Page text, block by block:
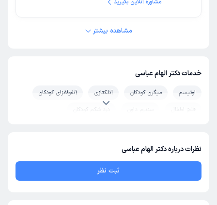
مشاوره آنلاین بگیرید
مشاهده بیشتر
خدمات دکتر الهام عباسی
اوتیسم میگرن کودکان آتلکتازی
آنفولانزای کودکان
فلج اطفال
سندرم داون
درد شکم کودکان
سرخک
زگیل اسهال کودکان
سینوزیت کودکان
بیماری های رفتاری
نظرات درباره دکتر الهام عباسی
ثبت نظر